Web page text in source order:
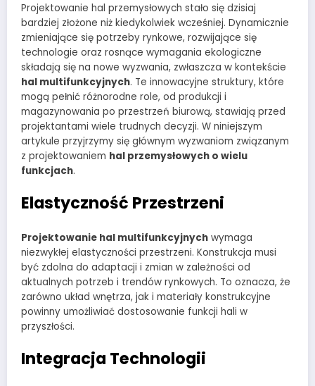
Projektowanie hal przemysłowych stało się dzisiaj
bardziej złożone niż kiedykolwiek wcześniej. Dynamicznie
zmieniające się potrzeby rynkowe, rozwijające się
technologie oraz rosnące wymagania ekologiczne
składają się na nowe wyzwania, zwłaszcza w kontekście
hal multifunkcyjnych. Te innowacyjne struktury, które
mogą pełnić różnorodne role, od produkcji i
magazynowania po przestrzeń biurową, stawiają przed
projektantami wiele trudnych decyzji. W niniejszym
artykule przyjrzymy się głównym wyzwaniom związanym
z projektowaniem hal przemysłowych o wielu
funkcjach.
Elastyczność Przestrzeni
Projektowanie hal multifunkcyjnych wymaga
niezwykłej elastyczności przestrzeni. Konstrukcja musi
być zdolna do adaptacji i zmian w zależności od
aktualnych potrzeb i trendów rynkowych. To oznacza, że
zarówno układ wnętrza, jak i materiały konstrukcyjne
powinny umożliwiać dostosowanie funkcji hali w
przyszłości.
Integracja Technologii